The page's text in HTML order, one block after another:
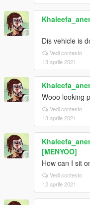
Dis vehicle is
Vedi contesto
13 aprile 2021
Wooo looking
Vedi contesto
13 aprile 2021
[MENYOO]
How can I sit
Vedi contesto
12 aprile 2021